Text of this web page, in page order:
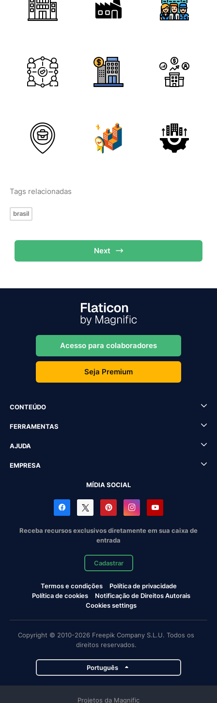
Tags relacionadas
brasil
Next
Acesso para colaboradores
Seja Premium
CONTEÚDO
FERRAMENTAS
AJUDA
EMPRESA
MÍDIA SOCIAL
Receba recursos exclusivos diretamente em sua caixa de
entrada
Cadastrar
Termos e condições
Política de privacidade
Política de cookies
Notificação de Direitos Autorais
Cookies settings
Copyright © 2010-2026 Freepik Company S.L.U. Todos os
direitos reservados.
Português
Projetos da Magnific